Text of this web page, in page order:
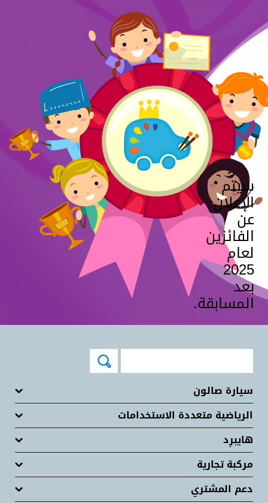
سيتم
الإعلان
عن
الفائزين
لعام
2025
بعد
المسابقة.
سيارة صالون
الرياضية متعددة الاستخدامات
هايبرِد
مركبة تجارية
دعم المشتري